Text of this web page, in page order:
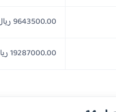
9643500.00 ريال يمني
19287000.00 ريال يمني